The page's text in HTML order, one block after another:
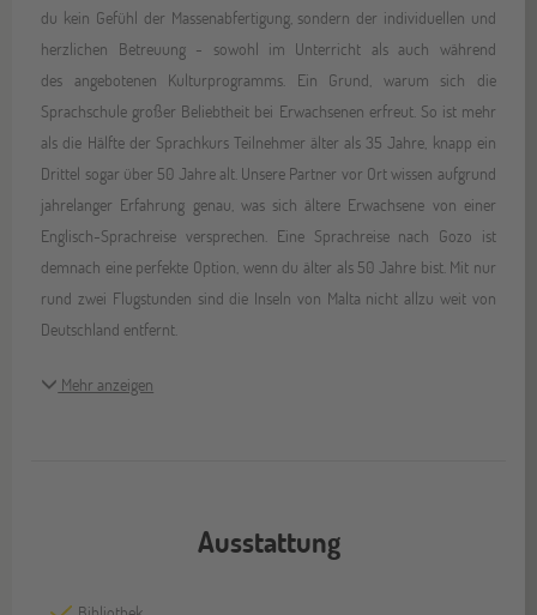
du kein Gefühl der Massenabfertigung, sondern der individuellen und
herzlichen Betreuung - sowohl im Unterricht als auch während
des angebotenen Kulturprogramms. Ein Grund, warum sich die
Sprachschule großer Beliebtheit bei Erwachsenen erfreut. So ist mehr
als die Hälfte der Sprachkurs Teilnehmer älter als 35 Jahre, knapp ein
Drittel sogar über 50 Jahre alt. Unsere Partner vor Ort wissen aufgrund
jahrelanger Erfahrung genau, was sich ältere Erwachsene von einer
Englisch-Sprachreise versprechen. Eine Sprachreise nach Gozo ist
demnach eine perfekte Option, wenn du älter als 50 Jahre bist. Mit nur
rund zwei Flugstunden sind die Inseln von Malta nicht allzu weit von
Deutschland entfernt.
Mehr anzeigen
Ausstattung